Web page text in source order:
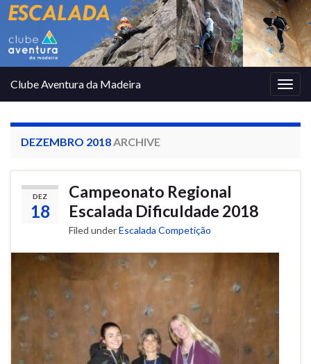
Clube Aventura da Madeira
DEZEMBRO 2018 ARCHIVE
DEZ
18
Campeonato Regional
Escalada Dificuldade 2018
Filed underEscalada Competição